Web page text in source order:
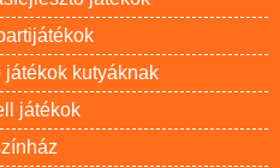
játékok kutyáknak
játékok